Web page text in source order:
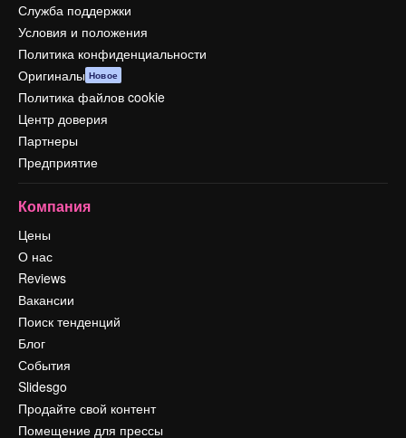
Служба поддержки
Условия и положения
Политика конфиденциальности
Оригиналы Новое
Политика файлов cookie
Центр доверия
Партнеры
Предприятие
Компания
Цены
О нас
Reviews
Вакансии
Поиск тенденций
Блог
События
Slidesgo
Продайте свой контент
Помещение для прессы